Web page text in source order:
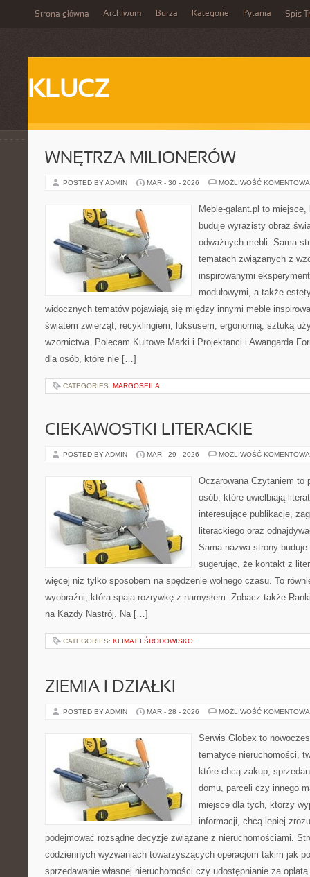
Strona główna Archiwum Burza Kategorie Pytania Spis
KLUCZ
WNĘTRZA MILIONERÓW
POSTED BY ADMIN MAR - 30 - 2026 MOŻLIWOŚĆ
Meble-galant.pl to
buduje wyrazisty obraz
odważnych mebli. Sama
tematach związanych z
inspirowanymi
modułowymi, a także
widocznych tematów pojawiają się między innymi meble
światem zwierząt, recyklingiem, luksusem, ergonomią, sztuką
wzornictwa. Polecam Kultowe Marki i Projektanci i Awangarda
dla osób, które nie […]
CATEGORIES: MARGOSEILA
CIEKAWOSTKI LITERACKIE
POSTED BY ADMIN MAR - 29 - 2026 MOŻLIWOŚĆ
Oczarowana Czytaniem to
osób, które uwielbiają
interesujące publikacje,
literackiego oraz
Sama nazwa strony
sugerując, że kontakt z
więcej niż tylko sposobem na spędzenie wolnego czasu. To
wyobraźni, która spaja rozrywkę z namysłem. Zobacz także
na Każdy Nastrój. Na […]
CATEGORIES: KLIMAT I ŚRODOWISKO
ZIEMIA I DZIAŁKI
POSTED BY ADMIN MAR - 28 - 2026 MOŻLIWOŚĆ
Serwis Globex to
tematyce nieruchomości,
które chcą zakup,
domu, parceli czy innego
miejsce dla tych, którzy
informacji, chcą lepiej
podejmować rozsądne decyzje związane z nieruchomościami.
codziennych wyzwaniach towarzyszących operacjom takim jak
sprzedawanie własnej nieruchomości czy udostępnianie za